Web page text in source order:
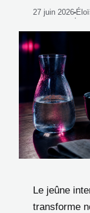
27 juin 2026
·
Le jeûne
transforme